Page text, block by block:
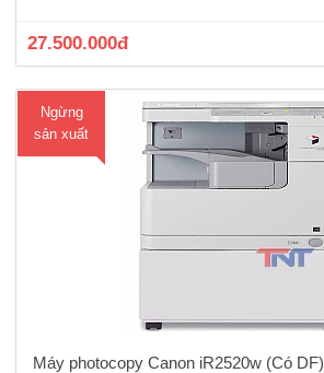
27.500.000đ
Ngừng
sản xuất
Máy photocopy Canon iR2520w (Có DF)